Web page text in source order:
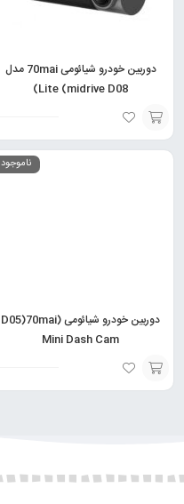
دوربین خودرو شیائومی 70mai مدل
Lite (midrive D08)
انتخاب
ناموجود
دوربین خودرو شیائومی (D05)70mai
Mini Dash Cam
انتخاب